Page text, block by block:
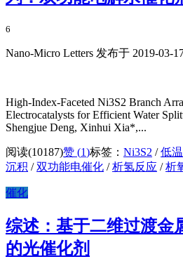
6
Nano-Micro Letters 发布于 2019-03-
High-Index-Faceted Ni3S2 Branch
Electrocatalysts for Efficient Water
Shengjue Deng, Xinhui Xia*,...
阅读(10187)赞 (1)标签： Ni3S2 /低
沉积 /双功能电催化 /析氢反应 /析
催化
综述：基于二维过渡金
的光催化剂